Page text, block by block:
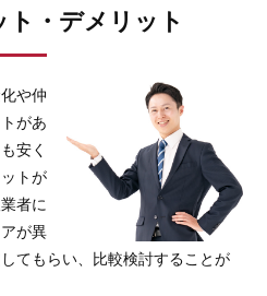
ト・デメリット
や仲
があ
安く
トが
者に
が異
てもらい、比較検討することが